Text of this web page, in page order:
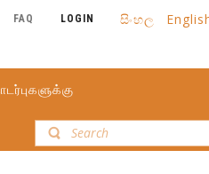
සිංහල
FAQ LOGIN